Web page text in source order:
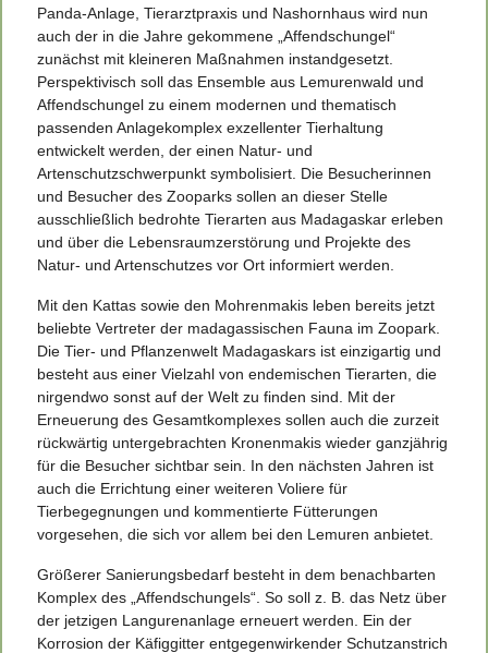
Panda-Anlage, Tierarztpraxis und Nashornhaus wird nun
auch der in die Jahre gekommene „Affendschungel“
zunächst mit kleineren Maßnahmen instand­gesetzt.
Perspektivisch soll das Ensemble aus Lemurenwald und
Affendschungel zu einem modernen und thematisch
passenden Anlagekomplex exzellenter Tierhaltung
entwickelt werden, der einen Natur- und
Artenschutzschwerpunkt symbolisiert. Die Besucherinnen
und Besucher des Zooparks sollen an dieser Stelle
ausschließlich bedrohte Tierarten aus Madagaskar erleben
und über die Lebensraumzerstörung und Projekte des
Natur- und Artenschutzes vor Ort informiert werden.
Mit den Kattas sowie den Mohrenmakis leben bereits jetzt
beliebte Vertreter der mada­gassischen Fauna im Zoopark.
Die Tier- und Pflanzenwelt Madagaskars ist einzigartig und
besteht aus einer Vielzahl von endemischen Tierarten, die
nirgendwo sonst auf der Welt zu finden sind. Mit der
Erneuerung des Gesamtkomplexes sollen auch die zurzeit
rückwärtig untergebrachten Kronenmakis wieder ganzjährig
für die Besucher sichtbar sein. In den nächsten Jahren ist
auch die Errichtung einer weiteren Voliere für
Tierbegegnungen und kommentierte Fütterungen
vorgesehen, die sich vor allem bei den Lemuren anbietet.
Größerer Sanierungsbedarf besteht in dem benachbarten
Komplex des „Affendschungels“. So soll z. B. das Netz über
der jetzigen Langurenanlage erneuert werden. Ein der
Korrosion der Käfiggitter entgegenwirkender Schutzanstrich